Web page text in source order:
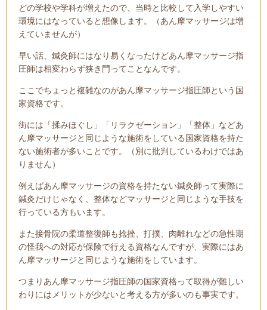
どの学校や学科が増えたので、当時と比較して入学しやすい
環境にはなっていると想像します。（あん摩マッサージは増
えていませんが）
早い話、鍼灸師にはなり易くなったけどあん摩マッサージ指
圧師は相変わらず狭き門ってことなんです。
ここでちょっと複雑なのがあん摩マッサージ指圧師という国
家資格です。
街には「揉みほぐし」「リラクゼーション」「整体」などあ
ん摩マッサージと同じような施術をしている国家資格を持た
ない施術者が多いことです。（別に批判しているわけではあ
りません）
例えばあん摩マッサージの資格を持たない鍼灸師って実際に
鍼灸だけじゃなく、整体などマッサージと同じような手技を
行っている方もいます。
また接骨院の柔道整復師も捻挫、打撲、肉離れなどの急性期
の怪我への対応が保険で行える資格なんですが、実際にはあ
ん摩マッサージと同じような施術をしています。
つまりあん摩マッサージ指圧師の国家資格って取得が難しい
わりにはメリットが少ないと考える方が多いのも事実です。